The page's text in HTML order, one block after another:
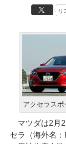
リ
アクセラスポ
マツダは2月
セラ（海外名：